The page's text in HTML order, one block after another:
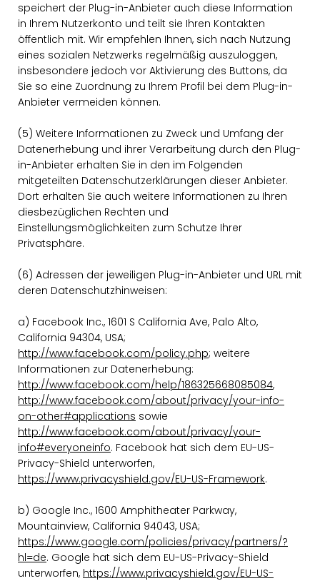
speichert der Plug-in-Anbieter auch diese Information
in Ihrem Nutzerkonto und teilt sie Ihren Kontakten
öffentlich mit. Wir empfehlen Ihnen, sich nach Nutzung
eines sozialen Netzwerks regelmäßig auszuloggen,
insbesondere jedoch vor Aktivierung des Buttons, da
Sie so eine Zuordnung zu Ihrem Profil bei dem Plug-in-
Anbieter vermeiden können.
(5) Weitere Informationen zu Zweck und Umfang der
Datenerhebung und ihrer Verarbeitung durch den Plug-
in-Anbieter erhalten Sie in den im Folgenden
mitgeteilten Datenschutzerklärungen dieser Anbieter.
Dort erhalten Sie auch weitere Informationen zu Ihren
diesbezüglichen Rechten und
Einstellungsmöglichkeiten zum Schutze Ihrer
Privatsphäre.
(6) Adressen der jeweiligen Plug-in-Anbieter und URL mit
deren Datenschutzhinweisen:
a) Facebook Inc., 1601 S California Ave, Palo Alto,
California 94304, USA;
http://www.facebook.com/policy.php; weitere
Informationen zur Datenerhebung:
http://www.facebook.com/help/186325668085084,
http://www.facebook.com/about/privacy/your-info-
on-other#applications sowie
http://www.facebook.com/about/privacy/your-
info#everyoneinfo. Facebook hat sich dem EU-US-
Privacy-Shield unterworfen,
https://www.privacyshield.gov/EU-US-Framework.
b) Google Inc., 1600 Amphitheater Parkway,
Mountainview, California 94043, USA;
https://www.google.com/policies/privacy/partners/?
hl=de. Google hat sich dem EU-US-Privacy-Shield
unterworfen, https://www.privacyshield.gov/EU-US-